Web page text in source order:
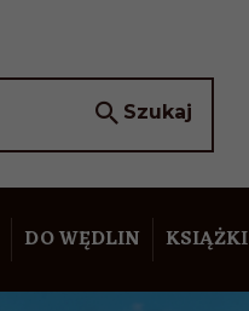
Szukaj
DO WĘDLIN KSIĄŻKI